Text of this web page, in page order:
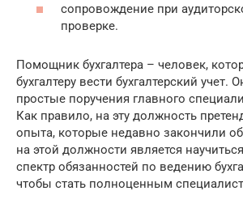
сопровождение при
проверке.
Помощник бухгалтера – человек,
бухгалтеру вести бухгалтерский учет.
простые поручения главного
Как правило, на эту должность
опыта, которые недавно закончили
на этой должности является
спектр обязанностей по ведению
чтобы стать полноценным